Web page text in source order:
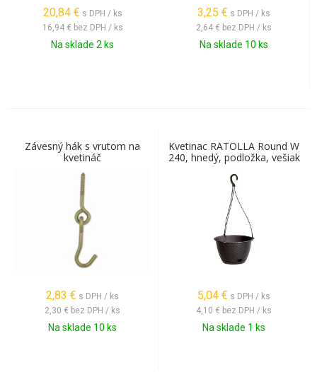
20,84 € s DPH / ks
16,94 € bez DPH / ks
Na sklade 2 ks
3,25 € s DPH / ks
2,64 € bez DPH / ks
Na sklade 10 ks
Závesný hák s vrutom na
kvetináč
2,83 € s DPH / ks
2,30 € bez DPH / ks
Na sklade 10 ks
Kvetinac RATOLLA Round W
240, hnedý, podložka, vešiak
5,04 € s DPH / ks
4,10 € bez DPH / ks
Na sklade 1 ks